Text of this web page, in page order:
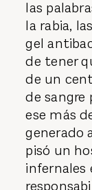
las
la rabia,
gel
de tener
de un
de sangre
ese más
generado
pisó un
infernales